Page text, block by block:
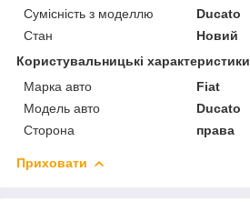
Сумісність з моделлю
Ducato
Стан
Новий
Користувальницькі характеристики
Марка авто
Fiat
Модель авто
Ducato
Сторона
права
Приховати